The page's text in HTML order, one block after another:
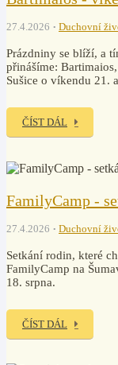
27.4.2026 Duchovní
Prázdniny se blíží, a
přinášíme:
Sušice o víkendu 21.
ČÍST DÁL
FamilyCamp -
27.4.2026 Duchovní
Setkání rodin, které
FamilyCamp na
18. srpna.
ČÍST DÁL